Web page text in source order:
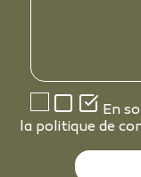
En
la politique de